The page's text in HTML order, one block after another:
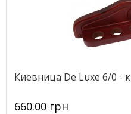
Киевница De Luxe 6/0 -
660.00 грн